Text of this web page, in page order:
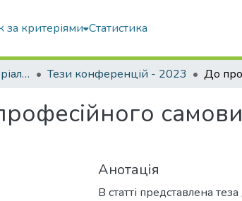
за критеріями Статистика
Конференції та матеріали конференцій Тези конференцій - 2023
Анотація
В статті представлена